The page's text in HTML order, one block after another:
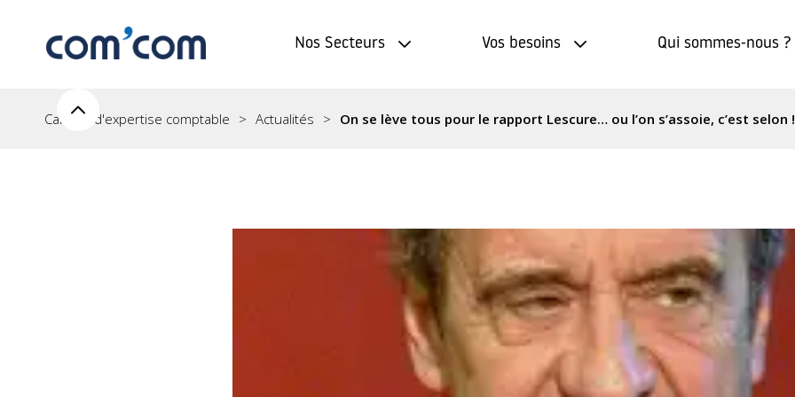
Nos Secteurs Vos besoins Qui sommes-nous ?
Cabinet d'expertise comptable Actualités On se lève tous pour le rapport Lescure… ou l’on s’assoie, c’est selon !